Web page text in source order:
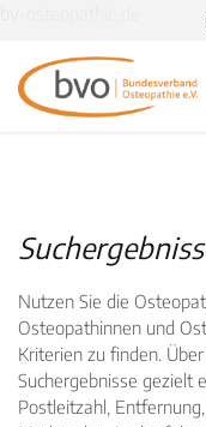
Nutzen Sie die
Osteopathinnen und
Kriterien zu finden.
Suchergebnisse gezielt
Postleitzahl,